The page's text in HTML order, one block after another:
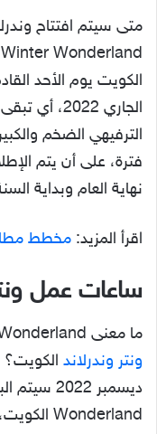
متى سيتم افتتاح
الجاري
الترفيهي الضخم
فترة، على أن يتم
نهاية العام وبداية السنة
اقرأ المزيد: مخطط
ساعات عمل
ما معنى Winter Wonderland، السؤال هنا كم سعر تذاكر
ونتر وندرلاند الكويت؟
Wonderland الكويت، وذلك في الأوقات التالية: